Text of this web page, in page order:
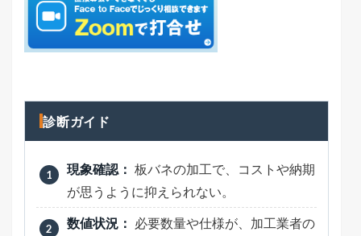
診断ガイド
現象確認： 板バネの加工で、コストや納期
が思うように抑えられない。
数値状況： 必要数量や仕様が、加工業者の